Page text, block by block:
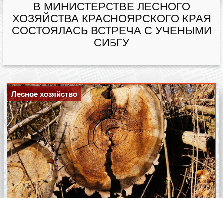
В МИНИСТЕРСТВЕ ЛЕСНОГО
ХОЗЯЙСТВА КРАСНОЯРСКОГО КРАЯ
СОСТОЯЛАСЬ ВСТРЕЧА С УЧЕНЫМИ
СИБГУ
Лесное хозяйство